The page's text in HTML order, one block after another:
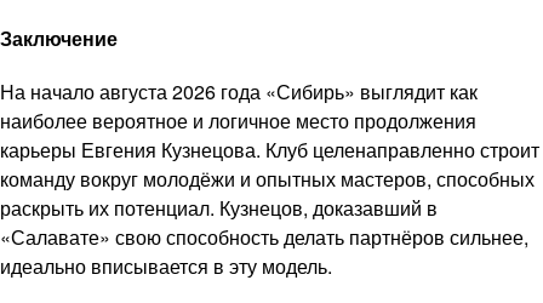
Заключение
На начало августа 2026 года «Сибирь» выглядит как
наиболее вероятное и логичное место продолжения
карьеры Евгения Кузнецова. Клуб целенаправленно строит
команду вокруг молодёжи и опытных мастеров, способных
раскрыть их потенциал. Кузнецов, доказавший в
«Салавате» свою способность делать партнёров сильнее,
идеально вписывается в эту модель.